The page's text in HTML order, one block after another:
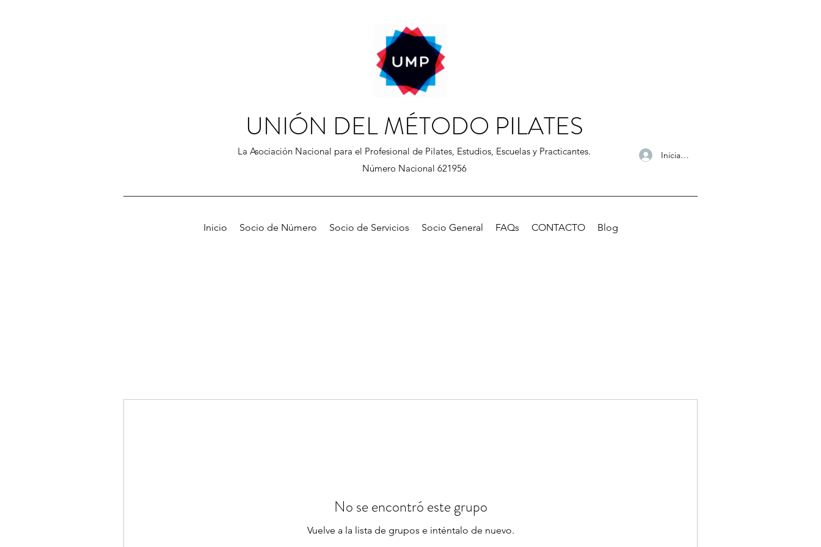
UNIÓN DEL MÉTODO PILATES
La Asociación Nacional para el Profesional de Pilates, Estudios, Escuelas y Practicantes.
Número Nacional 621956
Iniciar sesión
Inicio Socio de Número Socio de Servicios Socio General FAQs CONTACTO Blog
No se encontró este grupo
Vuelve a la lista de grupos e inténtalo de nuevo.